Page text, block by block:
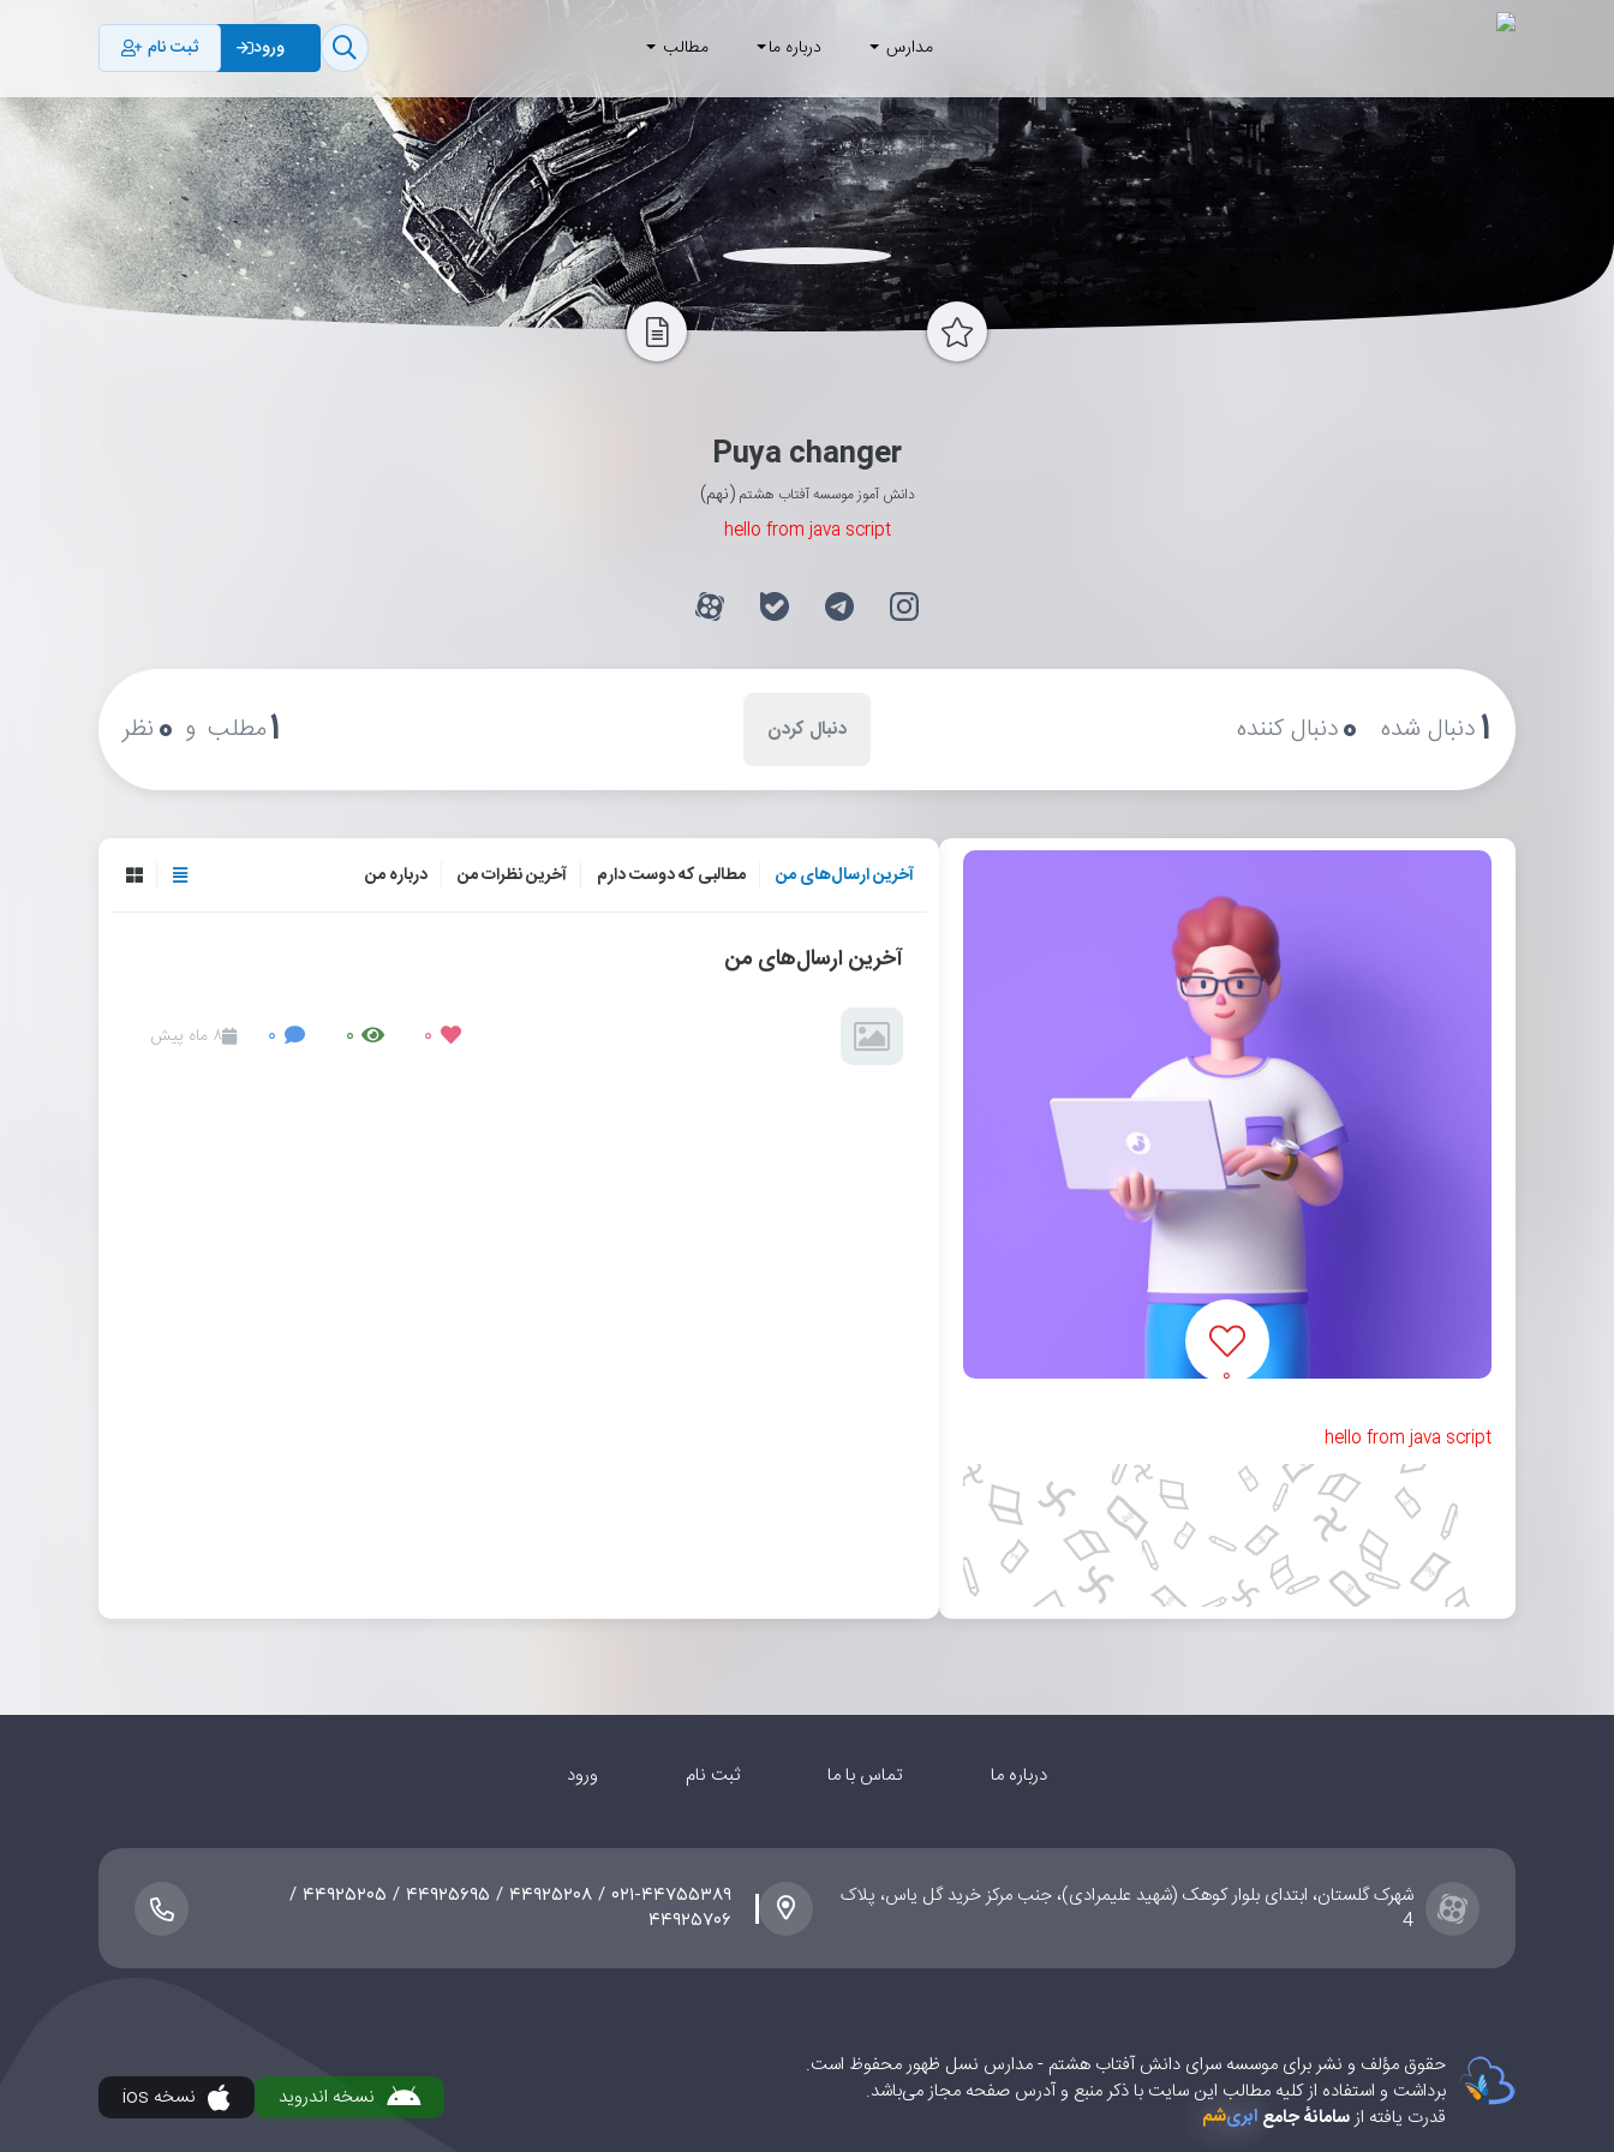
مدارس درباره ما مطالب ورود ثبت نام
Puya changer
دانش آموز موسسه آفتاب هشتم (نهم)
hello from java script
۱دنبال شده ۰دنبال کننده ۱مطلب و ۰نظر
۰
hello from java script
آخرین ارسال‌های من مطالبی که دوست دارم آخرین نظرات من درباره من
آخرین ارسال‌های من
۰ ۰ ۰ ۸ ماه پیش
درباره ما تماس با ما ثبت نام ورود
شهرک گلستان، ابتدای بلوار کوهک (شهید علیمرادی)، جنب مرکز خرید گل یاس، پلاک
4
۰۲۱-۴۴۷۵۵۳۸۹ / ۴۴۹۲۵۲۰۸ / ۴۴۹۲۵۶۹۵ / ۴۴۹۲۵۲۰۵ /
۴۴۹۲۵۷۰۶
حقوق مؤلف و نشر برای موسسه سرای دانش آفتاب هشتم - مدارس نسل ظهور محفوظ است.
برداشت و استفاده از کلیه مطالب این سایت با ذکر منبع و آدرس صفحه مجاز می‌باشد.
قدرت یافته ازسامانهٔ جامعابری‌شم
نسخه اندروید نسخه ios